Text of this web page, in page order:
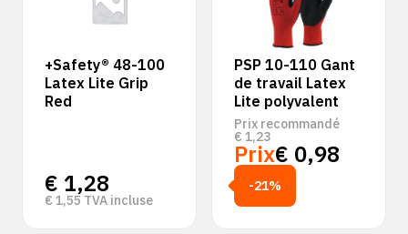
+Safety® 48-100
Latex Lite Grip
Red
€ 1,28
€ 1,55 TVA incluse
PSP 10-110 Gant
de travail Latex
Lite polyvalent
Prix recommandé
€ 1,23
Prix€ 0,98
-21%